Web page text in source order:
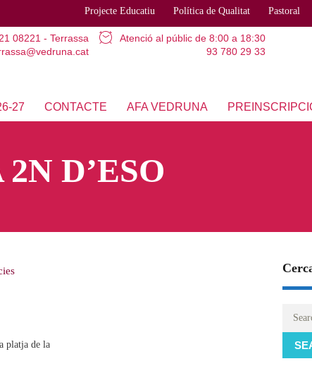
Projecte Educatiu Política de Qualitat Pastoral
08221 - Terrassa
Atenció al públic de 8:00 a 18:30
93 780 29 33
27 CONTACTE AFA VEDRUNA
D’ESO
platja de la